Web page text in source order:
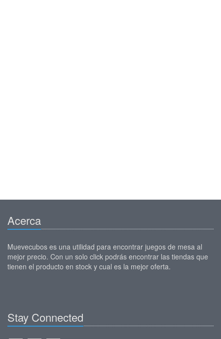
Acerca
Muevecubos es una utilidad para encontrar juegos de mesa al
mejor precio. Con un solo click podrás encontrar las tiendas que
tienen el producto en stock y cual es la mejor oferta.
Stay Connected